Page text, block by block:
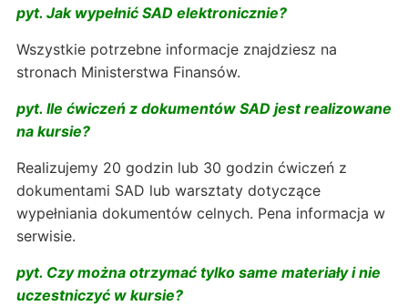
pyt. Jak wypełnić SAD elektronicznie?
Wszystkie potrzebne informacje znajdziesz na
stronach Ministerstwa Finansów.
pyt. Ile ćwiczeń z dokumentów SAD jest realizowane
na kursie?
Realizujemy 20 godzin lub 30 godzin ćwiczeń z
dokumentami SAD lub warsztaty dotyczące
wypełniania dokumentów celnych. Pena informacja w
serwisie.
pyt. Czy można otrzymać tylko same materiały i nie
uczestniczyć w kursie?